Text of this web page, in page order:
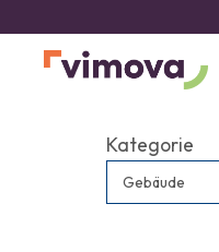
Kategorie
Gebäude